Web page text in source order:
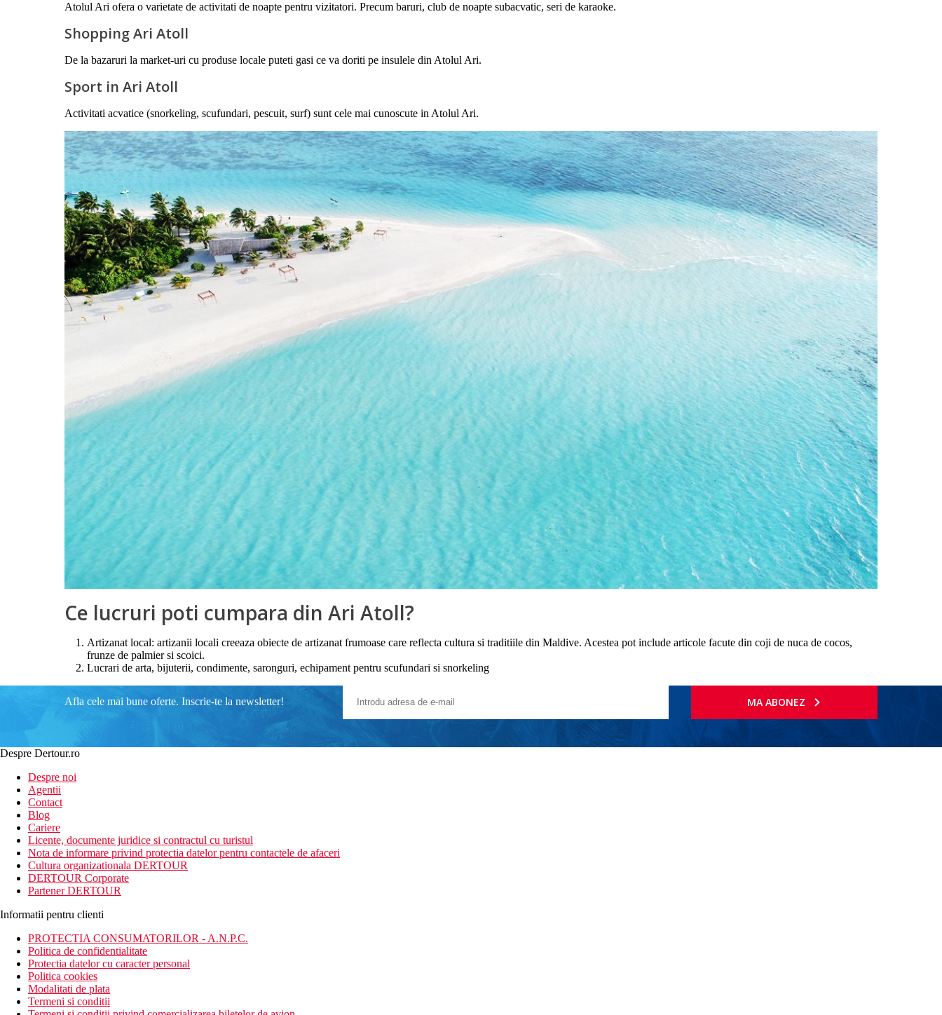
Atolul Ari ofera o varietate de activitati de noapte pentru vizitatori. Precum baruri, club de noapte subacvatic, seri de karaoke.
Shopping Ari Atoll
De la bazaruri la market-uri cu produse locale puteti gasi ce va doriti pe insulele din Atolul Ari.
Sport in Ari Atoll
Activitati acvatice (snorkeling, scufundari, pescuit, surf) sunt cele mai cunoscute in Atolul Ari.
Ce lucruri poti cumpara din Ari Atoll?
Artizanat local: artizanii locali creeaza obiecte de artizanat frumoase care reflecta cultura si traditiile din Maldive. Acestea pot include articole facute din coji de nuca de cocos,
frunze de palmier si scoici.
Lucrari de arta, bijuterii, condimente, saronguri, echipament pentru scufundari si snorkeling
Afla cele mai bune oferte. Inscrie-te la newsletter! MA ABONEZ
Despre Dertour.ro
Despre noi
Agentii
Contact
Blog
Cariere
Licente, documente juridice si contractul cu turistul
Nota de informare privind protectia datelor pentru contactele de afaceri
Cultura organizationala DERTOUR
DERTOUR Corporate
Partener DERTOUR
Informatii pentru clienti
PROTECTIA CONSUMATORILOR - A.N.P.C.
Politica de confidentialitate
Protectia datelor cu caracter personal
Politica cookies
Modalitati de plata
Termeni si conditii